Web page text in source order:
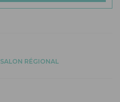
SALON RÉGIONAL